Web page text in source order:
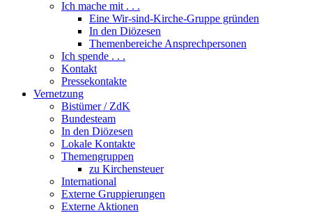
Ich mache mit . . .
Eine Wir-sind-Kirche-Gruppe gründen
In den Diözesen
Themenbereiche Ansprechpersonen
Ich spende . . .
Kontakt
Pressekontakte
Vernetzung
Bistümer / ZdK
Bundesteam
In den Diözesen
Lokale Kontakte
Themengruppen
zu Kirchensteuer
International
Externe Gruppierungen
Externe Aktionen